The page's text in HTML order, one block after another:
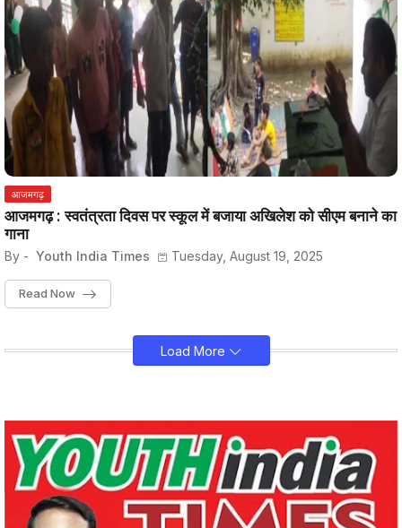
आजमगढ़
आजमगढ़ : स्वतंत्रता दिवस पर स्कूल में बजाया अखिलेश को सीएम बनाने का
गाना
By - Youth India Times Tuesday, August 19, 2025
Read Now
Load More